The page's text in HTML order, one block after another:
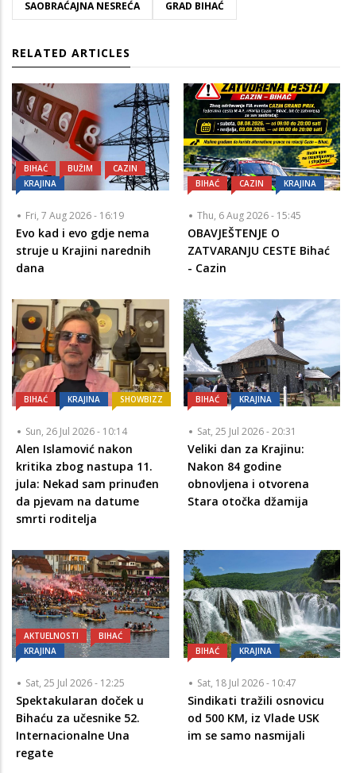
SAOBRAĆAJNA NESREĆA GRAD BIHAĆ
RELATED ARTICLES
BIHAĆ BUŽIM
CAZIN
KRAJINA
Fri, 7 Aug 2026 - 16:19
Evo kad i evo gdje nema
struje u Krajini narednih
dana
BIHAĆ CAZIN KRAJINA
Thu, 6 Aug 2026 - 15:45
OBAVJEŠTENJE O
ZATVARANJU CESTE Bihać
- Cazin
BIHAĆ KRAJINA SHOWBIZZ
Sun, 26 Jul 2026 - 10:14
Alen Islamović nakon
kritika zbog nastupa 11.
jula: Nekad sam prinuđen
da pjevam na datume
smrti roditelja
BIHAĆ KRAJINA
Sat, 25 Jul 2026 - 20:31
Veliki dan za Krajinu:
Nakon 84 godine
obnovljena i otvorena
Stara otočka džamija
AKTUELNOSTI
BIHAĆ
KRAJINA
Sat, 25 Jul 2026 - 12:25
Spektakularan doček u
Bihaću za učesnike 52.
Internacionalne Una
regate
BIHAĆ KRAJINA
Sat, 18 Jul 2026 - 10:47
Sindikati tražili osnovicu
od 500 KM, iz Vlade USK
im se samo nasmijali